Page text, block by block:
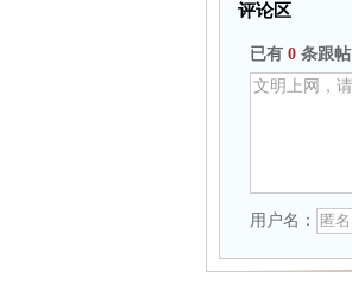
评论区
已有 0 条跟帖
用户名：